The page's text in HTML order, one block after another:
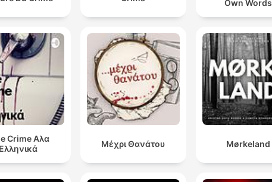
stalking i Pennsylvania. Men efter Laurys död så
den gick igenom.
01:01:18 · Detta belyser det positiva arvet och den lagändring
som skedde till följd av tragedin.
Own Words
Crime Αλα
Μέχρι Θανάτου Mørkeland